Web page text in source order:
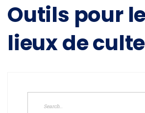
Outils pour
lieux de culte